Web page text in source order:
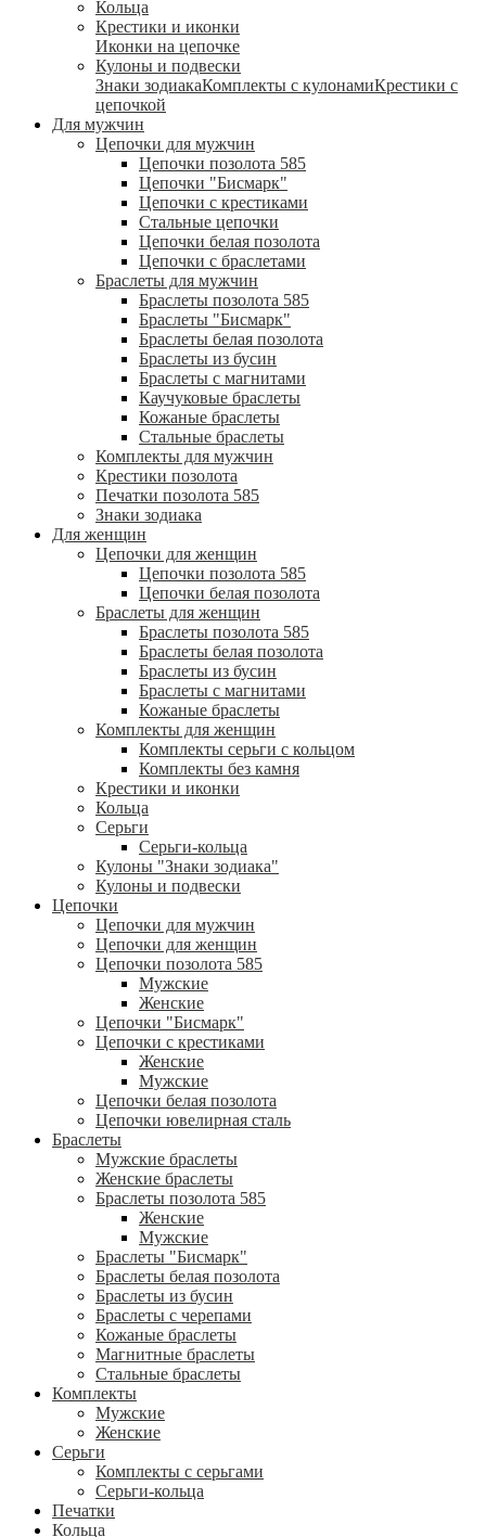
Кольца
Крестики и иконки
Иконки на цепочке
Кулоны и подвески
Знаки зодиакаКомплекты с кулонамиКрестики с
цепочкой
Для мужчин
Цепочки для мужчин
Цепочки позолота 585
Цепочки "Бисмарк"
Цепочки с крестиками
Стальные цепочки
Цепочки белая позолота
Цепочки с браслетами
Браслеты для мужчин
Браслеты позолота 585
Браслеты "Бисмарк"
Браслеты белая позолота
Браслеты из бусин
Браслеты с магнитами
Каучуковые браслеты
Кожаные браслеты
Стальные браслеты
Комплекты для мужчин
Крестики позолота
Печатки позолота 585
Знаки зодиака
Для женщин
Цепочки для женщин
Цепочки позолота 585
Цепочки белая позолота
Браслеты для женщин
Браслеты позолота 585
Браслеты белая позолота
Браслеты из бусин
Браслеты с магнитами
Кожаные браслеты
Комплекты для женщин
Комплекты серьги с кольцом
Комплекты без камня
Крестики и иконки
Кольца
Серьги
Серьги-кольца
Кулоны "Знаки зодиака"
Кулоны и подвески
Цепочки
Цепочки для мужчин
Цепочки для женщин
Цепочки позолота 585
Мужские
Женские
Цепочки "Бисмарк"
Цепочки с крестиками
Женские
Мужские
Цепочки белая позолота
Цепочки ювелирная сталь
Браслеты
Мужские браслеты
Женские браслеты
Браслеты позолота 585
Женские
Мужские
Браслеты "Бисмарк"
Браслеты белая позолота
Браслеты из бусин
Браслеты с черепами
Кожаные браслеты
Магнитные браслеты
Стальные браслеты
Комплекты
Мужские
Женские
Серьги
Комплекты с серьгами
Серьги-кольца
Печатки
Кольца